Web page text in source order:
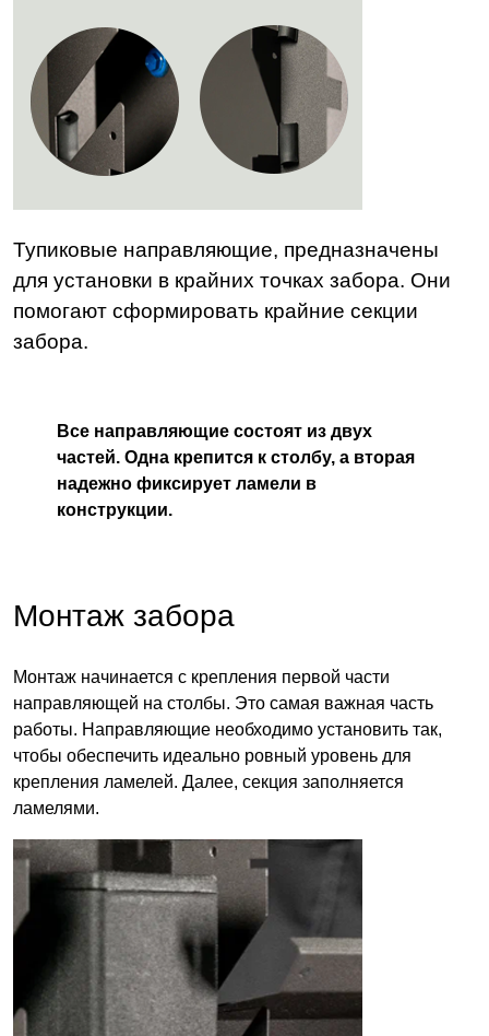
Тупиковые направляющие, предназначены
для установки в крайних точках забора. Они
помогают сформировать крайние секции
забора.
Все направляющие состоят из двух
частей. Одна крепится к столбу, а вторая
надежно фиксирует ламели в
конструкции.
Монтаж забора
Монтаж начинается с крепления первой части
направляющей на столбы. Это самая важная часть
работы. Направляющие необходимо установить так,
чтобы обеспечить идеально ровный уровень для
крепления ламелей. Далее, секция заполняется
ламелями.